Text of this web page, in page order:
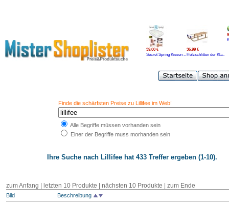
39.00 €
Secret Spring Kissen ..
36.99 €
Holzschlitten der Kla..
Finde die schärfsten Preise zu Lillifee im Web!
Alle Begriffe müssen vorhanden sein
Einer der Begriffe muss morhanden sein
Ihre Suche nach Lillifee hat 433 Treffer ergeben (1-10).
zum Anfang | letzten 10 Produkte | nächsten 10 Produkte zum Ende
Bild Beschreibung